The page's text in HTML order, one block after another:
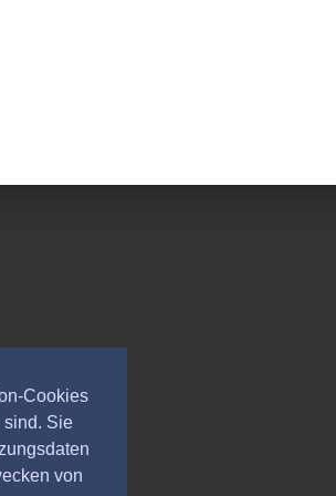
Cookies
sind. Sie
von